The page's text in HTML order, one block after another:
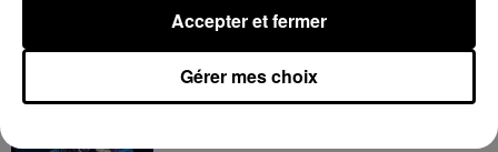
Russ frappe fort avec son nouveau
Gérer mes choix
Accepter et fermer